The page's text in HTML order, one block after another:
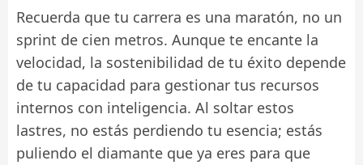
Recuerda que tu carrera es una maratón, no un
sprint de cien metros. Aunque te encante la
velocidad, la sostenibilidad de tu éxito depende
de tu capacidad para gestionar tus recursos
internos con inteligencia. Al soltar estos
lastres, no estás perdiendo tu esencia; estás
puliendo el diamante que ya eres para que